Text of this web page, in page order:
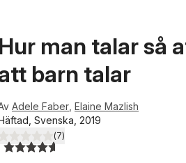
Hur man talar så
barn talar
Adele Faber Elaine Mazlish
Svenska, 2019
4,6utav 5 stjärnor. Totalt antal röster:
(7)